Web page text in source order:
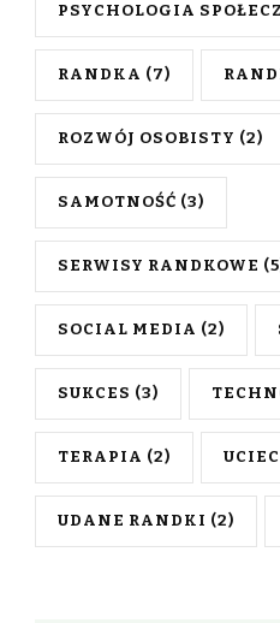
PSYCHOLOGIA
RANDKA (7)
ROZWÓJ OSOBISTY (2)
SAMOTNOŚĆ (3)
SERWISY RANDKOWE
SOCIAL MEDIA (2)
SUKCES (3)
TERAPIA (2)
UDANE RANDKI (2)